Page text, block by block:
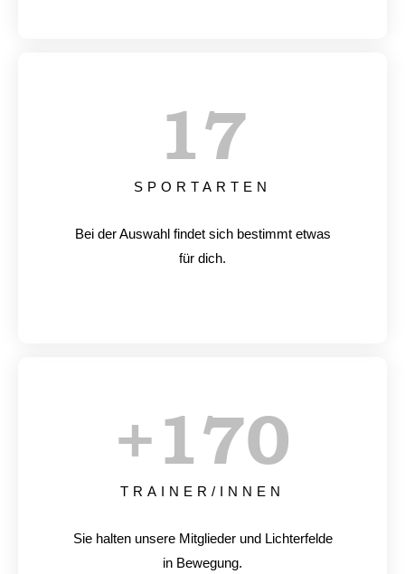
SPORTARTEN
17
Bei der Auswahl findet sich bestimmt etwas
für dich.
TRAINER/INNEN
+170
Sie halten unsere Mitglieder und Lichterfelde
in Bewegung.